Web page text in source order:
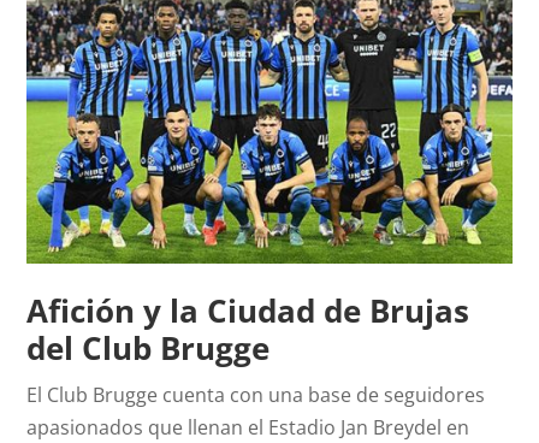
Afición y la Ciudad de Brujas
del Club Brugge
El Club Brugge cuenta con una base de seguidores
apasionados que llenan el Estadio Jan Breydel en